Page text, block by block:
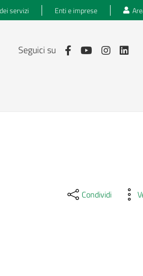
servizi Enti e imprese
Seguici su
Condividi